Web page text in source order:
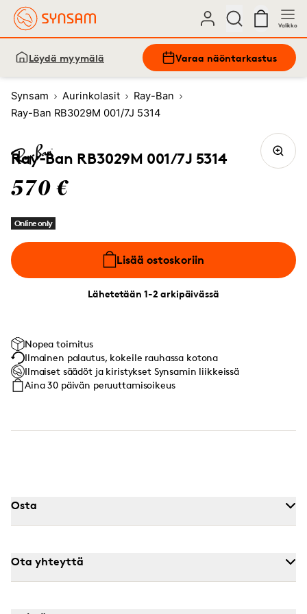
Valikko
Löydä myymälä Varaa näöntarkastus
Synsam Aurinkolasit
Ray-Ban
Ray-Ban RB3029M 001/7J 5314
Ray-Ban RB3029M 001/7J 5314
570 €
Online only
Lisää ostoskoriin
Lähetetään 1-2 arkipäivässä
Nopea toimitus
Ilmainen palautus, kokeile rauhassa kotona
Ilmaiset säädöt ja kiristykset Synsamin liikkeissä
Aina 30 päivän peruuttamisoikeus
Osta
Ota yhteyttä